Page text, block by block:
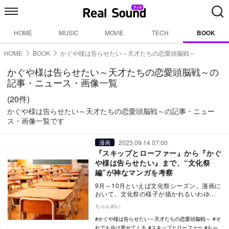
HOME MUSIC MOVIE TECH BOOK
HOME BOOK かぐや様は告らせたい～天才たちの恋愛頭脳戦～
かぐや様は告らせたい～天才たちの恋愛頭脳戦～の
記事・ニュース・画像一覧
(20件)
かぐや様は告らせたい～天才たちの恋愛頭脳戦～の記事・ニュー
ス・画像一覧です
漫画 2023.09.14 07:00
『スキップとローファー』から『かぐ
や様は告らせたい』まで、“文化祭
編”が神なマンガを考察
9月～10月といえば文化祭シーズン。漫画に
おいて、文化祭の様子が描かれるいわゆ
多いため…
ちゃんめい
かぐや様は告らせたい～天才たちの恋愛頭脳戦～
そ
れでも歩は寄せてくる
スキップとローファー ちゃ